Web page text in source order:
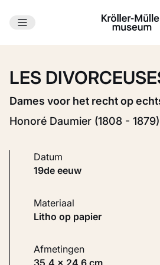
Ga naar hoofdinhoud
LES
Dames voor het recht op
Honoré Daumier (1808 - 1879)
Datum
19de eeuw
Materiaal
Litho op papier
Afmetingen